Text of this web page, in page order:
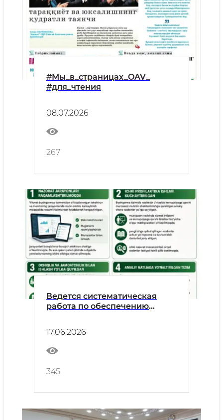
#Мы_в_страницах_OAV_
#для_чтения
08.07.2026
267
Ведется систематическая
работа по обеспечению
УЗАГРОИНСПЕКЦИИ.
17.06.2026
345